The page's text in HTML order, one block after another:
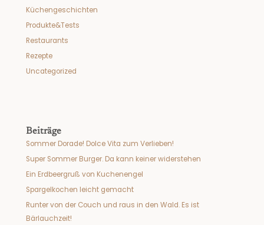
Küchengeschichten
Produkte&Tests
Restaurants
Rezepte
Uncategorized
Beiträge
Sommer Dorade! Dolce Vita zum Verlieben!
Super Sommer Burger. Da kann keiner widerstehen
Ein Erdbeergruß von Kuchenengel
Spargelkochen leicht gemacht
Runter von der Couch und raus in den Wald. Es ist
Bärlauchzeit!